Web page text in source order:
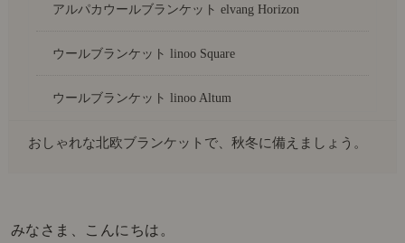
みなさま、こんにちは。
アルパカウールブランケット elvang Horizon
ウールブランケット linoo Square
ウールブランケット linoo Altum
おしゃれな北欧ブランケットで、秋冬に備えましょう。